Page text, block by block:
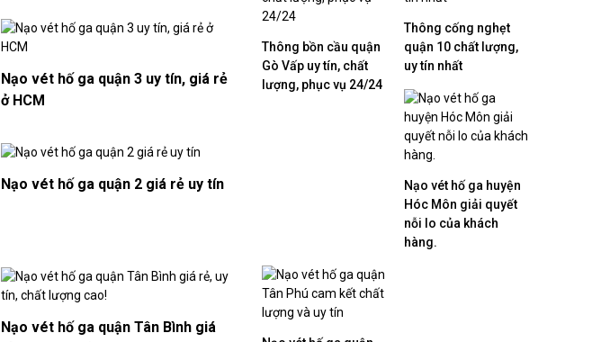
Nạo vét hố ga quận 3 uy tín, giá rẻ
ở HCM
Nạo vét hố ga quận 2 giá rẻ uy tín
Nạo vét hố ga quận Tân Bình giá
Thông bồn cầu quận
Gò Vấp uy tín, chất
lượng, phục vụ 24/24
Thông cống nghẹt
quận 10 chất lượng,
uy tín nhất
Nạo vét hố ga huyện
Hóc Môn giải quyết
nỗi lo của khách
hàng.